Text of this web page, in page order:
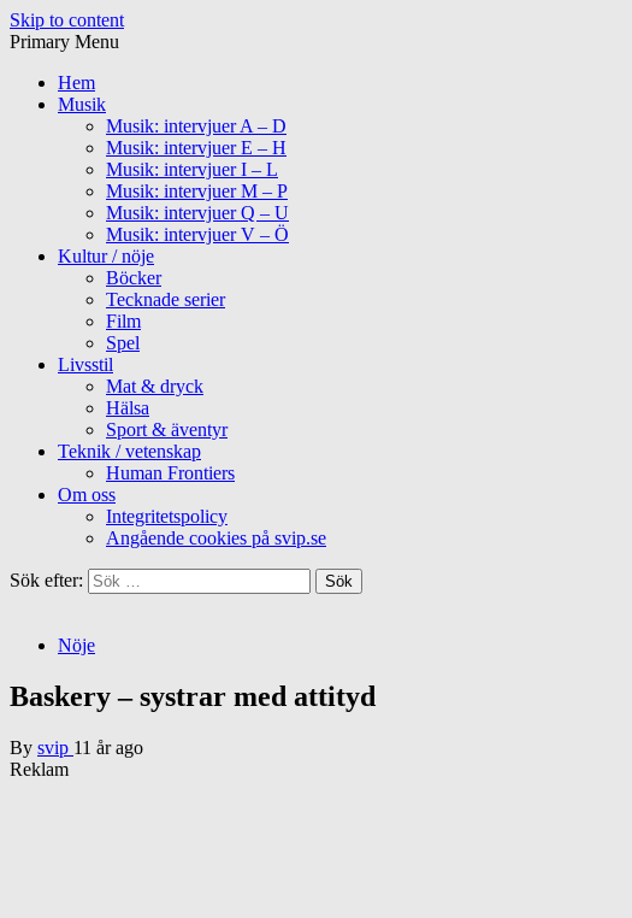
Skip to content
Primary Menu
Hem
Musik
Musik: intervjuer A – D
Musik: intervjuer E – H
Musik: intervjuer I – L
Musik: intervjuer M – P
Musik: intervjuer Q – U
Musik: intervjuer V – Ö
Kultur / nöje
Böcker
Tecknade serier
Film
Spel
Livsstil
Mat & dryck
Hälsa
Sport & äventyr
Teknik / vetenskap
Human Frontiers
Om oss
Integritetspolicy
Angående cookies på svip.se
Sök efter:
Nöje
Baskery – systrar med attityd
By svip 11 år ago
Reklam